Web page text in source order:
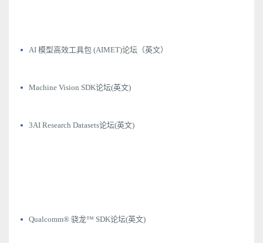
AI 模型高效工具包 (AIMET)论坛（英文）
Machine Vision SDK论坛(英文)
3AI Research Datasets论坛(英文)
Qualcomm® 骁龙™ SDK论坛(英文)